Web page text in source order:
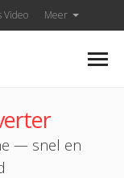
Video Meer
— snel en